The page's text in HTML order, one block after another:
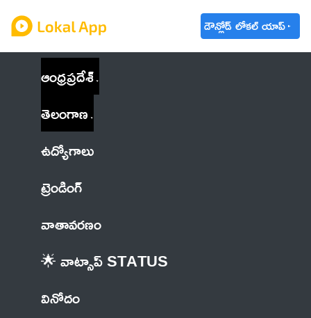
డౌన్లోడ్ లోకల్ యాప్
ఆంధ్రప్రదేశ్
తెలంగాణ
ఉద్యోగాలు
ట్రెండింగ్
వాతావరణం
🌟 వాట్సాప్ STATUS
వినోదం